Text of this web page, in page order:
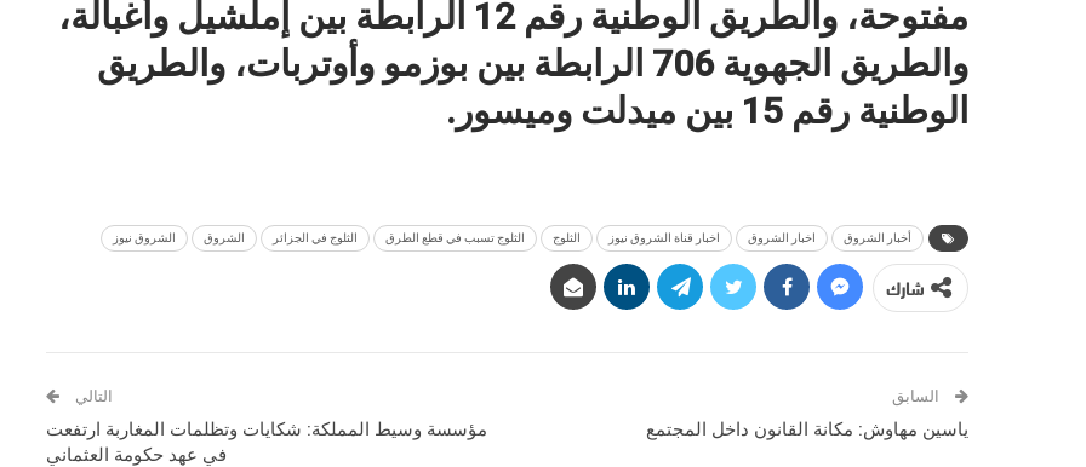
مفتوحة، والطريق الوطنية رقم 12 الرابطة بين إملشيل وأغبالة،
والطريق الجهوية 706 الرابطة بين بوزمو وأوتربات، والطريق
الوطنية رقم 15 بين ميدلت وميسور.
أخبار الشروق اخبار الشروق اخبار قناة الشروق نيوز الثلوج الثلوج تسبب في قطع الطرق الثلوج في الجزائر الشروق الشروق نيوز
شارك
السابق
ياسين مهاوش: مكانة القانون داخل المجتمع
التالي
مؤسسة وسيط المملكة: شكايات وتظلمات المغاربة ارتفعت
في عهد حكومة العثماني